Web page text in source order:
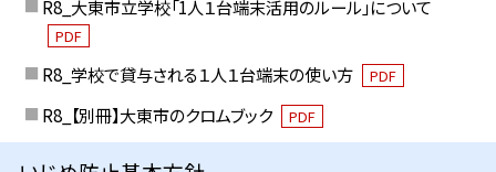
R8_大東市立学校「1人１台端末活用のルール」について
PDF
R8_学校で貸与される１人１台端末の使い方 PDF
R8_【別冊】大東市のクロムブック PDF